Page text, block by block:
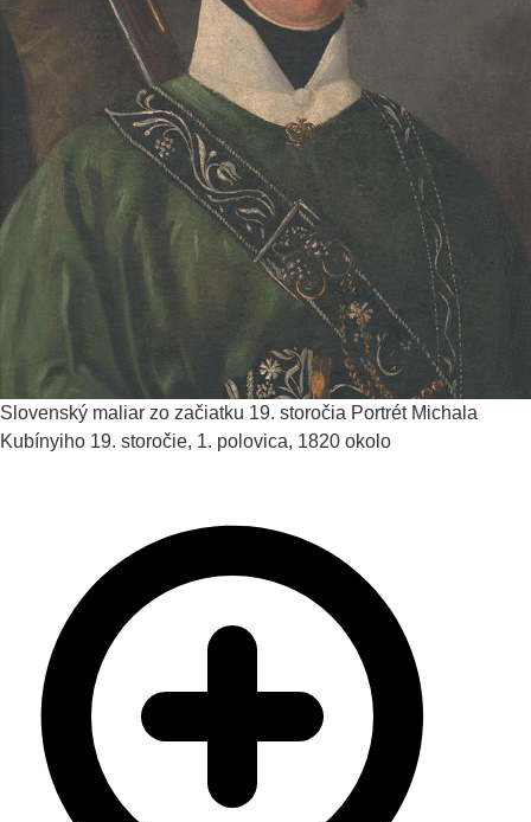
Slovenský maliar zo začiatku 19. storočia Portrét Michala
Kubínyiho 19. storočie, 1. polovica, 1820 okolo